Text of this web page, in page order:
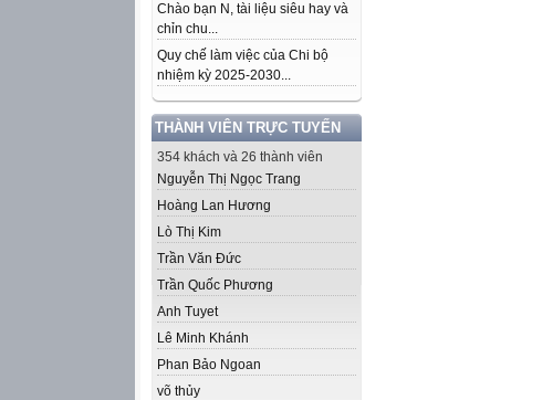
Chào bạn N, tài liệu siêu hay và
chỉn chu...
Quy chế làm việc của Chi bộ
nhiệm kỳ 2025-2030...
THÀNH VIÊN TRỰC TUYẾN
354 khách và 26 thành viên
Nguyễn Thị Ngọc Trang
Hoàng Lan Hương
Lò Thị Kim
Trần Văn Đức
Trần Quốc Phương
Anh Tuyet
Lê Minh Khánh
Phan Bảo Ngoan
võ thủy